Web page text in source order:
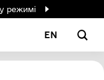
режимі
EN